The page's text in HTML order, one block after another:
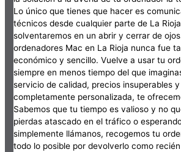
Lo único que tienes que hacer es
técnicos desde cualquier parte de La
solventaremos en un abrir y cerrar de
ordenadores Mac en La Rioja nunca fue
económico y sencillo. Vuelve a usar tu
siempre en menos tiempo del que
servicio de calidad, precios insuperables
completamente personalizada, te
Sabemos que tu tiempo es valioso y no
pierdas atascado en el tráfico o
simplemente llámanos, recogemos tu
todo lo posible por devolverlo como